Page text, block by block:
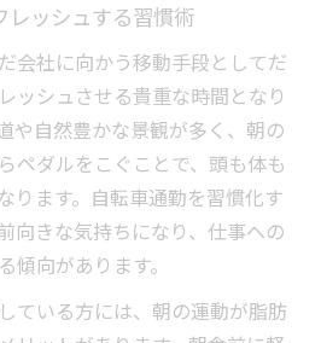
レッシュする習慣術
会社に向かう移動手段としてだ
ッシュさせる貴重な時間となり
や自然豊かな景観が多く、朝の
ペダルをこぐことで、頭も体も
ります。自転車通勤を習慣化す
向きな気持ちになり、仕事への
傾向があります。
ている方には、朝の運動が脂肪